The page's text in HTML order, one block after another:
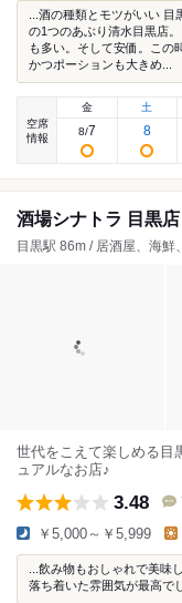
...酒の種類とモツがいい 目
の1つのあぶり清水目黒店。
も多い。そして安価。この
かつポーションも大きめ...
空席
情報
金
8/7
土
8
酒場シナトラ 目黒店
目黒駅 86m / 居酒屋、海鮮
世代をこえて楽しめる目
ュアルなお店♪
3.48
￥5,000～￥5,999
...飲み物もおしゃれで美味
落ち着いた雰囲気が最高で